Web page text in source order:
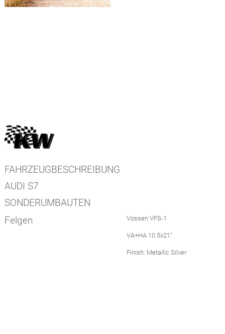
FAHRZEUGBESCHREIBUNG
AUDI S7
SONDERUMBAUTEN
Felgen
Vossen VFS-1
VA+HA 10.5x21"
Finish: Metallic Silver